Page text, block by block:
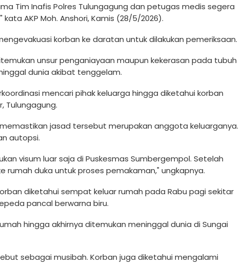
Tim Inafis Polres Tulungagung dan petugas medis segera
AKP Moh. Anshori, Kamis (28/5/2026).
korban ke daratan untuk dilakukan pemeriksaan.
unsur penganiayaan maupun kekerasan pada tubuh
dunia akibat tenggelam.
mencari pihak keluarga hingga diketahui korban
Tulungagung.
jasad tersebut merupakan anggota keluarganya.
autopsi.
visum luar saja di Puskesmas Sumbergempol. Setelah
rumah duka untuk proses pemakaman," ungkapnya.
diketahui sempat keluar rumah pada Rabu pagi sekitar
pancal berwarna biru.
hingga akhirnya ditemukan meninggal dunia di Sungai
sebagai musibah. Korban juga diketahui mengalami